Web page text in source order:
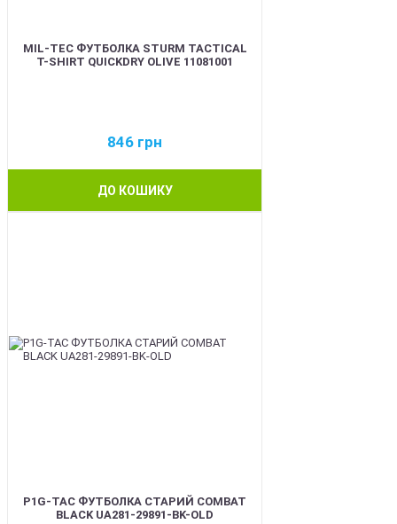
MIL-TEC ФУТБОЛКА STURM TACTICAL
T-SHIRT QUICKDRY OLIVE 11081001
846 грн
ДО КОШИКУ
P1G-TAC ФУТБОЛКА СТАРИЙ COMBAT
BLACK UA281-29891-BK-OLD